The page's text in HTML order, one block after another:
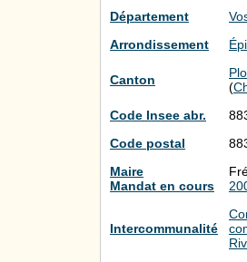
Département
Arrondissement
Canton
(
Code Insee abr.
Code postal
Maire
Mandat en cours
Intercommunalité